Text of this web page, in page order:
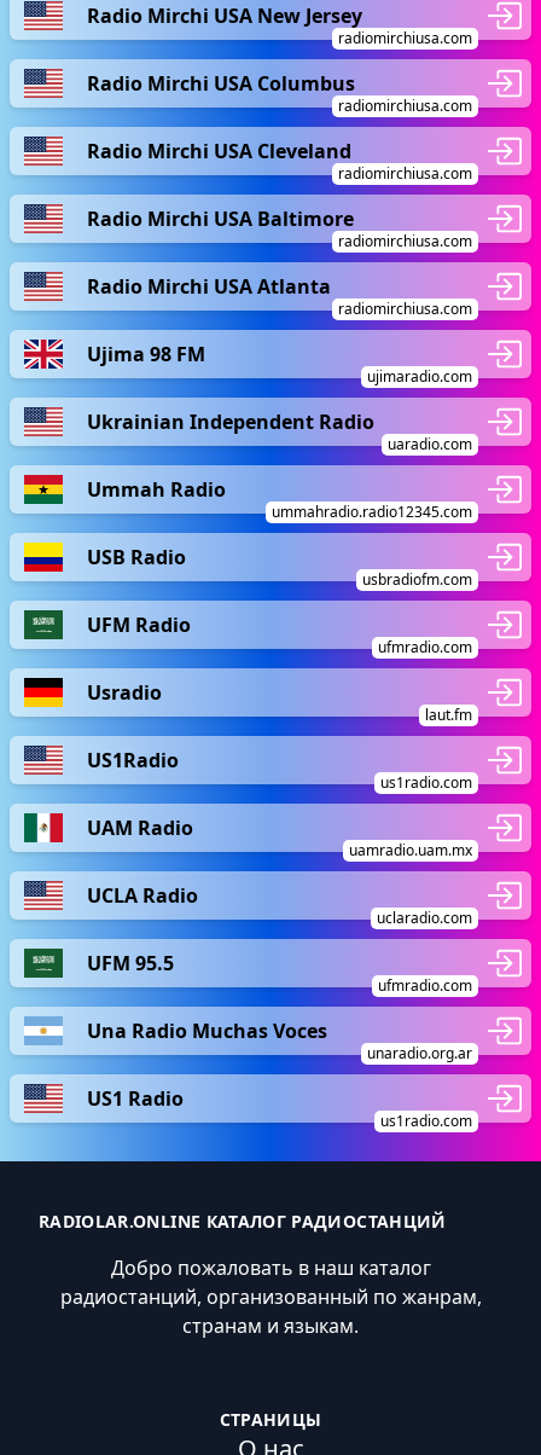
Radio Mirchi USA New Jersey
radiomirchiusa.com
Radio Mirchi USA Columbus
radiomirchiusa.com
Radio Mirchi USA Cleveland
radiomirchiusa.com
Radio Mirchi USA Baltimore
radiomirchiusa.com
Radio Mirchi USA Atlanta
radiomirchiusa.com
Ujima 98 FM
ujimaradio.com
Ukrainian Independent Radio
uaradio.com
Ummah Radio
ummahradio.radio12345.com
USB Radio
usbradiofm.com
UFM Radio
ufmradio.com
Usradio
laut.fm
US1Radio
us1radio.com
UAM Radio
uamradio.uam.mx
UCLA Radio
uclaradio.com
UFM 95.5
ufmradio.com
Una Radio Muchas Voces
unaradio.org.ar
US1 Radio
us1radio.com
RADIOLAR.ONLINE КАТАЛОГ РАДИОСТАНЦИЙ
Добро пожаловать в наш каталог
радиостанций, организованный по жанрам,
странам и языкам.
СТРАНИЦЫ
О нас